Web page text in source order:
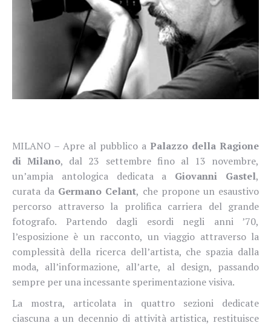
MILANO – Apre al pubblico a Palazzo della Ragione
di Milano, dal 23 settembre fino al 13 novembre,
un’ampia antologica dedicata a Giovanni Gastel,
curata da Germano Celant, che propone un esaustivo
percorso attraverso la prolifica carriera del grande
fotografo. Partendo dagli esordi negli anni ’70,
l’esposizione è un racconto, un viaggio attraverso la
complessità della ricerca dell’artista, che spazia dalla
moda, all’informazione, all’arte, al design, passando
sempre per una incessante sperimentazione visiva.
La mostra, articolata in quattro sezioni dedicate
ciascuna a un decennio di attività artistica, restituisce